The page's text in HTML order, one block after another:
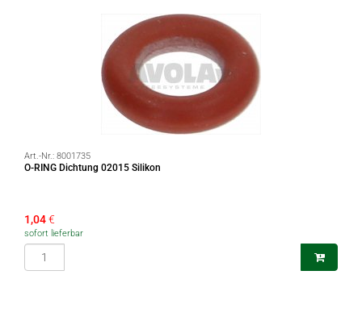
Art.-Nr.: 8001735
O-RING Dichtung 02015 Silikon
1,04€
sofort lieferbar